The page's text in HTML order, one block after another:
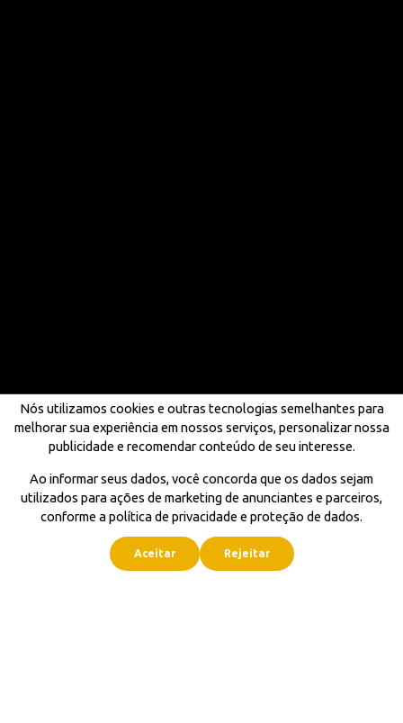
Nós utilizamos cookies e outras tecnologias semelhantes para
melhorar sua experiência em nossos serviços, personalizar nossa
publicidade e recomendar conteúdo de seu interesse.
Ao informar seus dados, você concorda que os dados sejam
utilizados para ações de marketing de anunciantes e parceiros,
conforme a política de privacidade e proteção de dados.
Aceitar Rejeitar